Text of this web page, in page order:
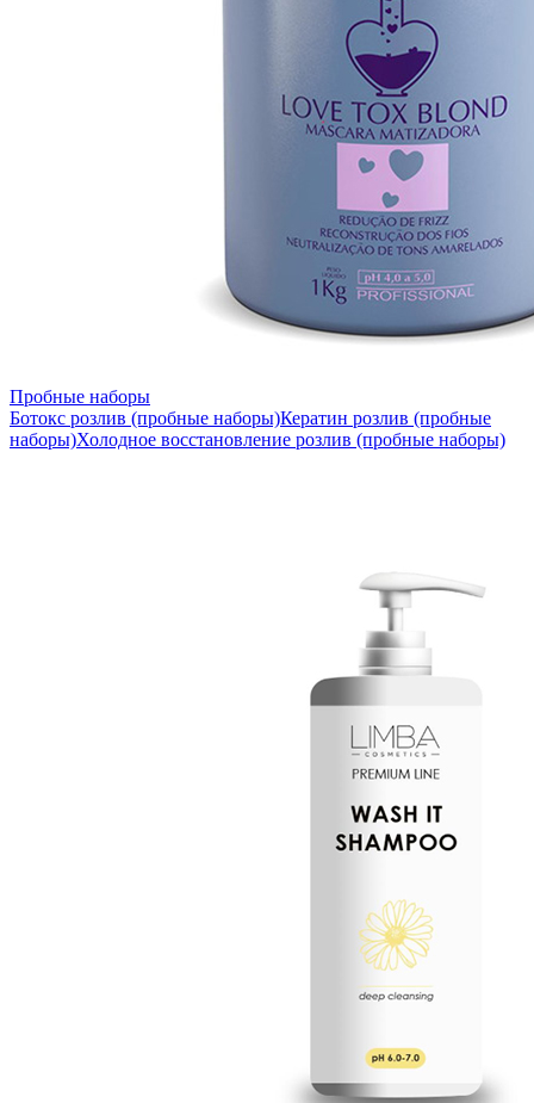
Пробные наборы
Ботокс розлив (пробные наборы)Кератин розлив (пробные
наборы)Холодное восстановление розлив (пробные наборы)